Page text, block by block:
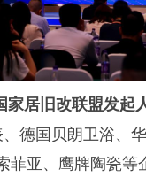
家居旧改联盟发起
德国贝朗卫浴、
菲亚、鹰牌陶瓷